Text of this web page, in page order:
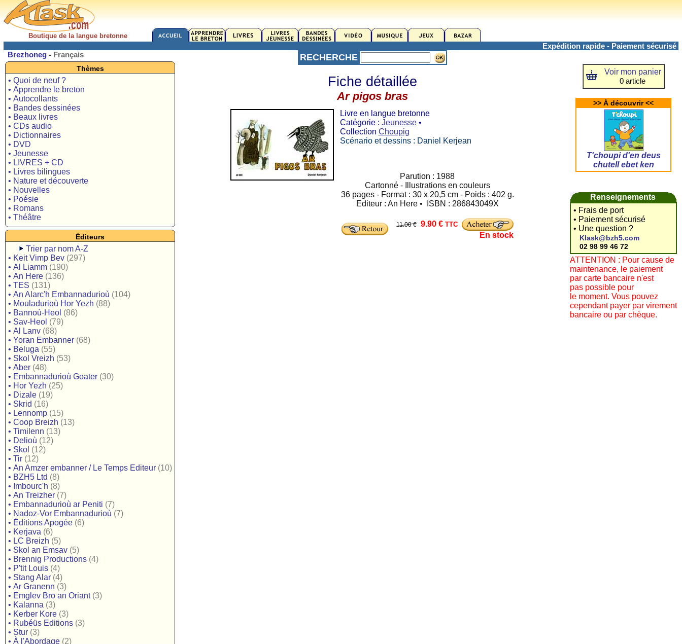
Boutique de la langue bretonne
Expédition rapide - Paiement sécurisé
Brezhoneg - Français
Thèmes
• Quoi de neuf ?
• Apprendre le breton
• Autocollants
• Bandes dessinées
• Beaux livres
• CDs audio
• Dictionnaires
• DVD
• Jeunesse
• LIVRES + CD
• Livres bilingues
• Nature et découverte
• Nouvelles
• Poésie
• Romans
• Théâtre
Éditeurs
Trier par nom A-Z
• Keit Vimp Bev (297)
• Al Liamm (190)
• An Here (136)
• TES (131)
• An Alarc'h Embannadurioù (104)
• Mouladurioù Hor Yezh (88)
• Bannoù-Heol (86)
• Sav-Heol (79)
• Al Lanv (68)
• Yoran Embanner (68)
• Beluga (55)
• Skol Vreizh (53)
• Aber (48)
• Embannadurioù Goater (30)
• Hor Yezh (25)
• Dizale (19)
• Skrid (16)
• Lennomp (15)
• Coop Breizh (13)
• Timilenn (13)
• Delioù (12)
• Skol (12)
• Tir (12)
• An Amzer embanner / Le Temps Editeur (10)
• BZH5 Ltd (8)
• Imbourc'h (8)
• An Treizher (7)
• Embannadurioù ar Peniti (7)
• Nadoz-Vor Embannadurioù (7)
• Éditions Apogée (6)
• Kerjava (6)
• LC Breizh (5)
• Skol an Emsav (5)
• Brennig Productions (4)
• P'tit Louis (4)
• Stang Alar (4)
• Ar Granenn (3)
• Emglev Bro an Oriant (3)
• Kalanna (3)
• Kerber Kore (3)
• Rubéüs Editions (3)
• Stur (3)
• À l'Abordage (2)
RECHERCHE
Fiche détaillée
Ar pigos bras
Livre en langue bretonne
Catégorie : Jeunesse•
Collection Choupig
Scénario et dessins : Daniel Kerjean
Parution : 1988
Cartonné - Illustrations en couleurs
36 pages - Format : 30 x 20,5 cm - Poids : 402 g.
Editeur : An Here • ISBN : 286843049X
11.00 € 9.90 € TTC
En stock
Voir mon panier
0 article
>> À découvrir <<
T'choupi d'en deus
chutell ebet ken
Renseignements
• Frais de port
• Paiement sécurisé
• Une question ?
Klask@bzh5.com
02 98 99 46 72
ATTENTION : Pour cause de
maintenance, le paiement
par carte bancaire n'est
pas possible pour
le moment. Vous pouvez
cependant payer par virement
bancaire ou par chèque.